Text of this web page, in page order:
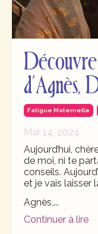
d’Agnès,
Fatigue Maternelle
Mar 14, 2024
Aujourd’hui,
de moi, ni te
conseils.
et je vais laisser
Agnès,...
Continuer à lire